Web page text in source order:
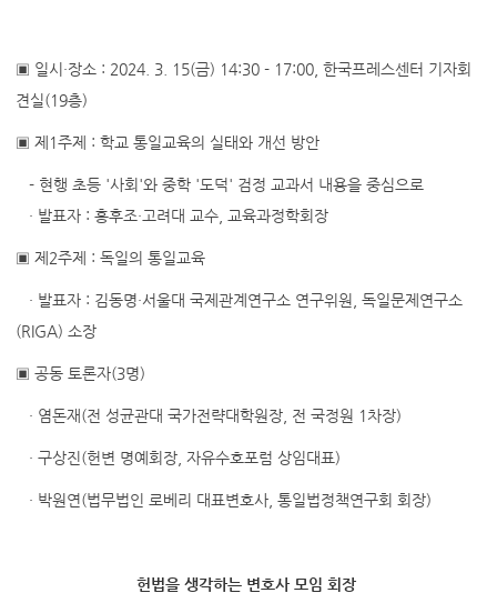
▣ 일시·장소 : 2024. 3. 15(금) 14:30 - 17:00, 한국프레스센터 기자회
견실(19층)
▣ 제1주제 : 학교 통일교육의 실태와 개선 방안
- 현행 초등 '사회'와 중학 '도덕' 검정 교과서 내용을 중심으로
· 발표자 : 홍후조·고려대 교수, 교육과정학회장
▣ 제2주제 : 독일의 통일교육
· 발표자 : 김동명·서울대 국제관계연구소 연구위원, 독일문제연구소
(RIGA) 소장
▣ 공동 토론자(3명)
· 염돈재(전 성균관대 국가전략대학원장, 전 국정원 1차장)
· 구상진(헌변 명예회장, 자유수호포럼 상임대표)
· 박원연(법무법인 로베리 대표변호사, 통일법정책연구회 회장)
헌법을 생각하는 변호사 모임 회장